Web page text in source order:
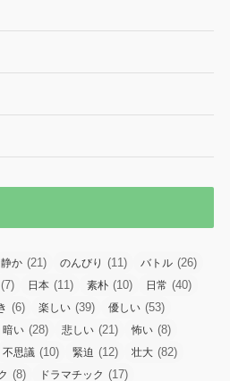
静か (21) のんびり (11) バトル (26)
(7) 日本 (11) 素朴 (10) 日常 (40)
(6) 楽しい (39) 優しい (53)
暗い (28) 悲しい (21) 怖い (8)
不思議 (10) 緊迫 (12) 壮大 (82)
(8) ドラマチック (17)